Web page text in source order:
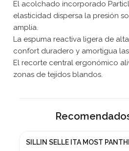
El acolchado incorporado
elasticidad dispersa la presión
amplia.
La espuma reactiva ligera de
confort duradero y amortigua
El recorte central ergonómico
zonas de tejidos blandos.
¡En oferta!
SILLIN SELLE ITA MOST